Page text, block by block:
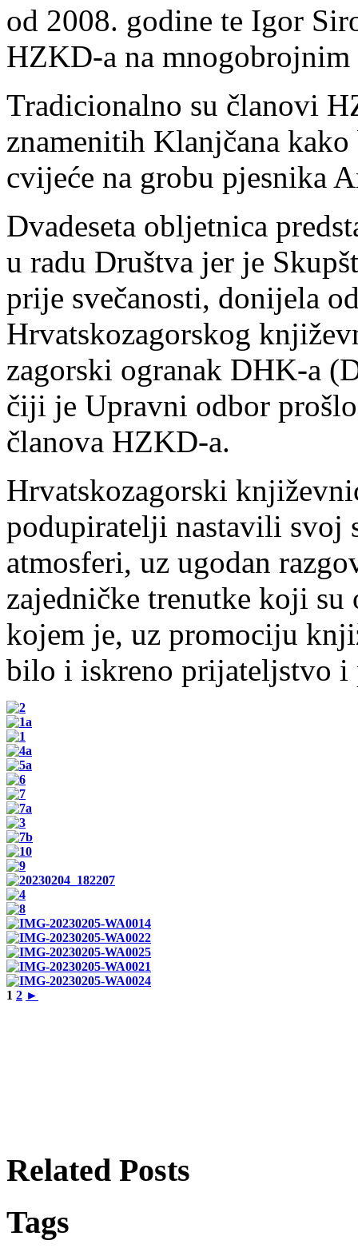
od 2008. godine te Igor
HZKD-a na
Tradicionalno su članovi
znamenitih Klanjčana
cvijeće na grobu pjesnika
Dvadeseta obljetnica
u radu Društva jer je
prije svečanosti, donijela
Hrvatskozagorskog
zagorski ogranak DHK-a
čiji je Upravni odbor
članova HZKD-a.
Hrvatskozagorski
podupiratelji nastavili svoj
atmosferi, uz ugodan
zajedničke trenutke koji
kojem je, uz promociju
bilo i iskreno prijateljstvo i
1 2 ►
Related Posts
Tags